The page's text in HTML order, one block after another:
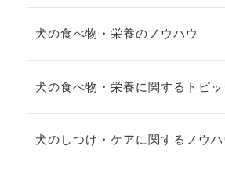
犬の食べ物・栄養のノウハウ
犬の食べ物・栄養に関するトピッ
犬のしつけ・ケアに関するノウハ